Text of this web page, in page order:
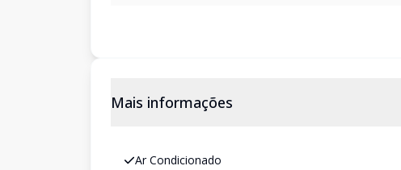
Mais informações
Ar Condicionado